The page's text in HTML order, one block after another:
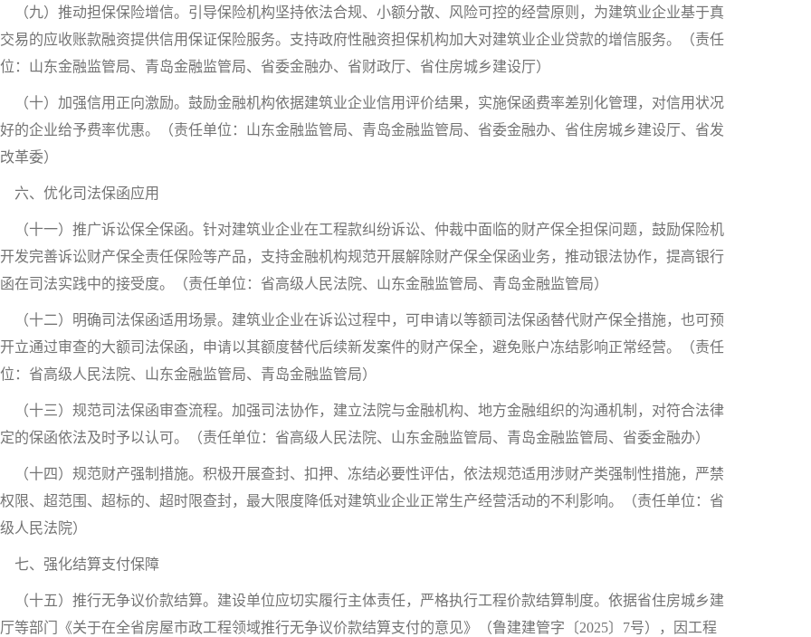
九）推动担保保险增信。引导保险机构坚持依法合规、小额分散、风险可控的经营原则，为建筑业企业基于真
易的应收账款融资提供信用保证保险服务。支持政府性融资担保机构加大对建筑业企业贷款的增信服务。（责任
：山东金融监管局、青岛金融监管局、省委金融办、省财政厅、省住房城乡建设厅）
十）加强信用正向激励。鼓励金融机构依据建筑业企业信用评价结果，实施保函费率差别化管理，对信用状况
好的企业给予费率优惠。（责任单位：山东金融监管局、青岛金融监管局、省委金融办、省住房城乡建设厅、省发
革委）
、优化司法保函应用
十一）推广诉讼保全保函。针对建筑业企业在工程款纠纷诉讼、仲裁中面临的财产保全担保问题，鼓励保险机
发完善诉讼财产保全责任保险等产品，支持金融机构规范开展解除财产保全保函业务，推动银法协作，提高银行
在司法实践中的接受度。（责任单位：省高级人民法院、山东金融监管局、青岛金融监管局）
十二）明确司法保函适用场景。建筑业企业在诉讼过程中，可申请以等额司法保函替代财产保全措施，也可预
立通过审查的大额司法保函，申请以其额度替代后续新发案件的财产保全，避免账户冻结影响正常经营。（责任
：省高级人民法院、山东金融监管局、青岛金融监管局）
十三）规范司法保函审查流程。加强司法协作，建立法院与金融机构、地方金融组织的沟通机制，对符合法律
的保函依法及时予以认可。（责任单位：省高级人民法院、山东金融监管局、青岛金融监管局、省委金融办）
十四）规范财产强制措施。积极开展查封、扣押、冻结必要性评估，依法规范适用涉财产类强制性措施，严禁
限、超范围、超标的、超时限查封，最大限度降低对建筑业企业正常生产经营活动的不利影响。（责任单位：省
人民法院）
、强化结算支付保障
十五）推行无争议价款结算。建设单位应切实履行主体责任，严格执行工程价款结算制度。依据省住房城乡建
等部门《关于在全省房屋市政工程领域推行无争议价款结算支付的意见》（鲁建建管字〔2025〕7号），因工程